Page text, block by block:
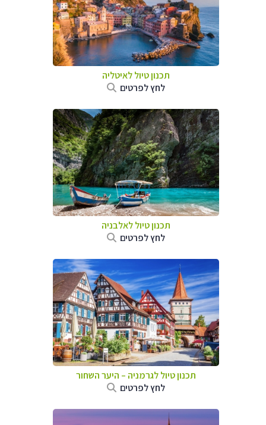
תכנון טיול לאיטליה
לחץ לפרטים
תכנון טיול לאלבניה
לחץ לפרטים
תכנון טיול לגרמניה – היער השחור
לחץ לפרטים